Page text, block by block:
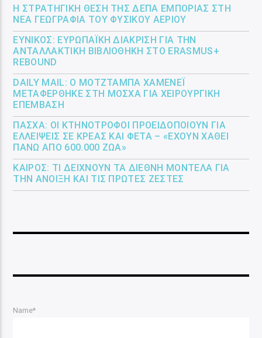
Η ΣΤΡΑΤΗΓΙΚΉ ΘΈΣΗ ΤΗΣ ΔΕΠΑ ΕΜΠΟΡΊΑΣ ΣΤΗ
ΝΈΑ ΓΕΩΓΡΑΦΊΑ ΤΟΥ ΦΥΣΙΚΟΎ ΑΕΡΊΟΥ
ΕΎΝΙΚΟΣ: ΕΥΡΩΠΑΪΚΉ ΔΙΆΚΡΙΣΗ ΓΙΑ ΤΗΝ
ΑΝΤΑΛΛΑΚΤΙΚΉ ΒΙΒΛΙΟΘΉΚΗ ΣΤΟ ERASMUS+
REBOUND
DAILY MAIL: Ο ΜΟΤΖΤΆΜΠΑ ΧΑΜΕΝΕΪ́
ΜΕΤΑΦΈΡΘΗΚΕ ΣΤΗ ΜΌΣΧΑ ΓΙΑ ΧΕΙΡΟΥΡΓΙΚΉ
ΕΠΈΜΒΑΣΗ
ΠΆΣΧΑ: ΟΙ ΚΤΗΝΟΤΡΌΦΟΙ ΠΡΟΕΙΔΟΠΟΙΟΎΝ ΓΙΑ
ΕΛΛΕΊΨΕΙΣ ΣΕ ΚΡΈΑΣ ΚΑΙ ΦΈΤΑ – «ΈΧΟΥΝ ΧΑΘΕΊ
ΠΆΝΩ ΑΠΌ 600.000 ΖΏΑ»
ΚΑΙΡΌΣ: ΤΙ ΔΕΊΧΝΟΥΝ ΤΑ ΔΙΕΘΝΉ ΜΟΝΤΈΛΑ ΓΙΑ
ΤΗΝ ΆΝΟΙΞΗ ΚΑΙ ΤΙΣ ΠΡΏΤΕΣ ΖΈΣΤΕΣ
Name*